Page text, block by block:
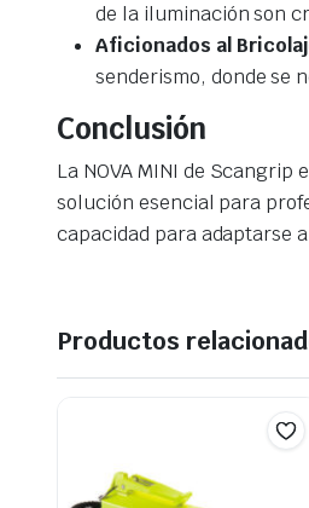
de la iluminación son
Aficionados al
senderismo, donde se
Conclusión
La NOVA MINI de
solución esencial para
capacidad para adaptarse
Productos